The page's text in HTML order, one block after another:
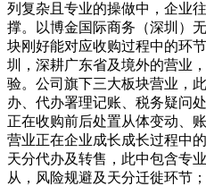
列复杂且专业的操做中，企业
撑。以博金国际商务（深圳）
块刚好能对应收购过程中的环
圳，深耕广东省及境外的营业
验。公司旗下三大板块营业，
办、代办署理记账、税务疑问
正在收购前后处置从体变动、
营业正在企业成长成长过程中
天分代办及转售，此中包含专
从，风险规避及天分迁徙环节